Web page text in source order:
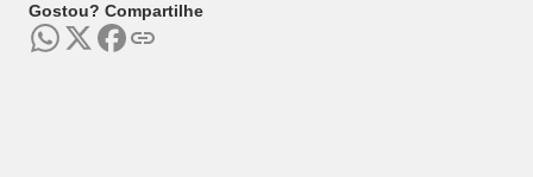
Gostou? Compartilhe